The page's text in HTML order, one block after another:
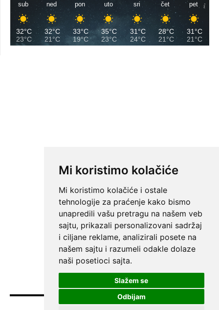
Mi koristimo kolačiće
Mi koristimo kolačiće i ostale
tehnologije za praćenje kako bismo
unapredili vašu pretragu na našem veb
sajtu, prikazali personalizovani sadržaj
i ciljane reklame, analizirali posete na
našem sajtu i razumeli odakle dolaze
naši posetioci sajta.
Slažem se
Odbijam
sub
32°C
23°C
ned
32°C
21°C
pon
33°C
19°C
uto
35°C
23°C
sri
31°C
24°C
čet
28°C
21°C
pet
31°C
21°C